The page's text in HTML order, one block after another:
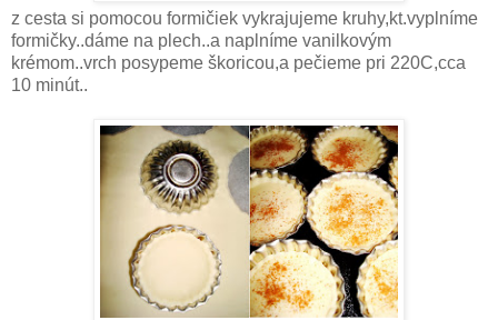
z cesta si pomocou formičiek vykrajujeme kruhy,kt.vyplníme
formičky..dáme na plech..a naplníme vanilkovým
krémom..vrch posypeme škoricou,a pečieme pri 220C,cca
10 minút..